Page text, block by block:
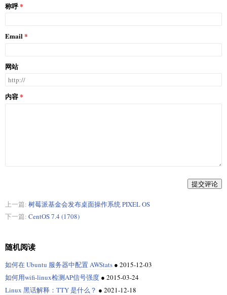
称呼
Email
网站
内容
提交评论
上一篇: 树莓派基金会发布桌面操作系统 PIXEL OS
下一篇: CentOS 7.4 (1708)
随机阅读
如何在 Ubuntu 服务器中配置 AWStats ● 2015-12-03
如何用wifi-linux检测AP信号强度 ● 2015-03-24
Linux 黑话解释：TTY 是什么？ ● 2021-12-18